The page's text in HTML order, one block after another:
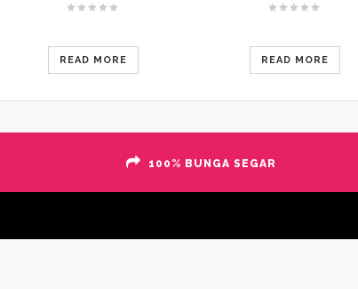
READ MORE READ MORE
100% BUNGA SEGAR